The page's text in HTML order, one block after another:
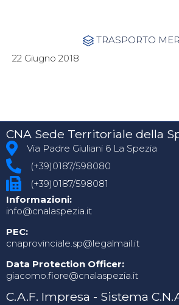
 Category
TRASPORTO
22 Giugno 2018
CNA Sede Territoriale della
Via Padre Giuliani 6 La Spezia
(+39)0187/598080
(+39)0187/598081
Informazioni:
info@cnalaspezia.it
PEC:
cnaprovinciale.sp@legalmail.it
Data Protection Officer:
giacomo.fiore@cnalaspezia.it
C.A.F. Impresa - Sistema